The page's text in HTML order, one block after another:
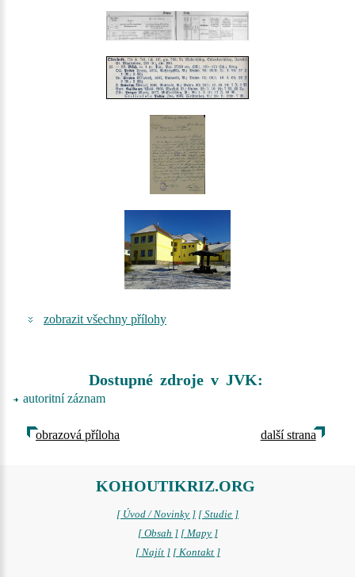
zobrazit všechny přílohy
Dostupné zdroje v JVK:
autoritní záznam
obrazová příloha další strana
KOHOUTIKRIZ.ORG
[ Úvod / Novinky ] [ Studie ]
[ Obsah ] [ Mapy ]
[ Najít ] [ Kontakt ]